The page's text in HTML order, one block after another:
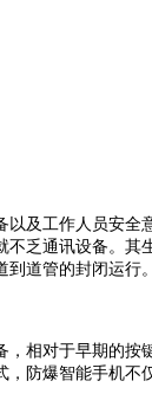
及工作人员安全
乏通讯设备。 其
道管的封闭运行
，相对于早期的
防爆智能手机不